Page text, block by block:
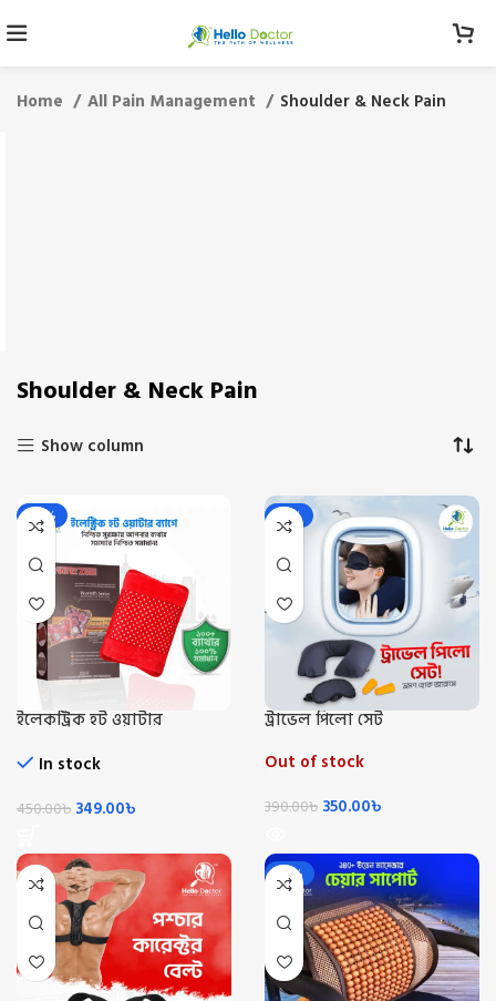
Home All Pain Management Shoulder & Neck Pain
Shoulder & Neck Pain
Show column
-22%
ইলেকট্রিক হট ওয়াটার
In stock
450.00৳ 349.00৳
-10%
ট্রাভেল পিলো সেট
Out of stock
390.00৳ 350.00৳
-30%